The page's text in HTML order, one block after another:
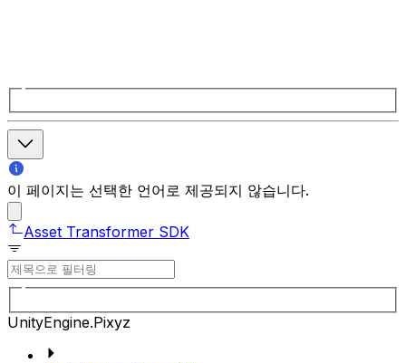
이 페이지는 선택한 언어로 제공되지 않습니다.
Asset Transformer SDK
UnityEngine.Pixyz